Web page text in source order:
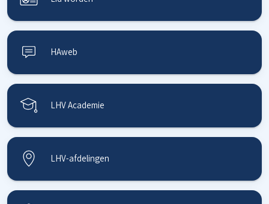
HAweb
LHV Academie
LHV-afdelingen